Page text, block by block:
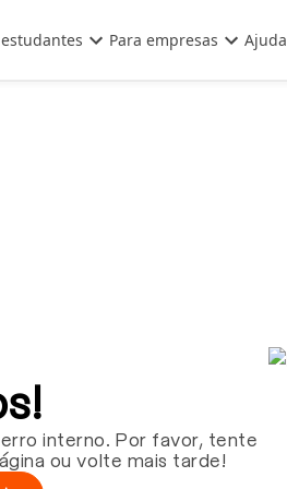
Para empresas Ajuda
interno. Por favor, tente
ou volte mais tarde!